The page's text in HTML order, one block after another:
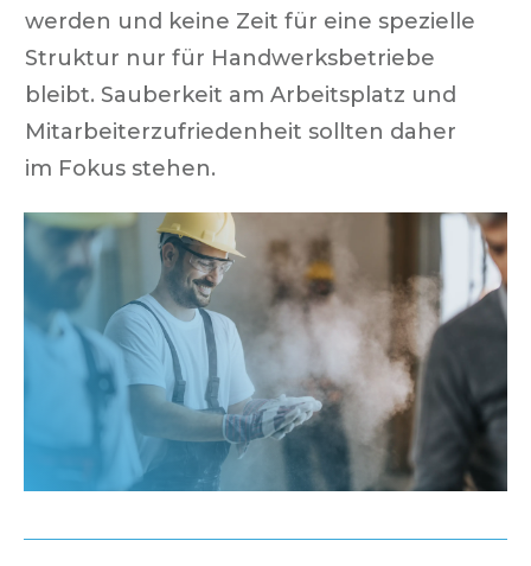
werden und keine Zeit für eine spezielle
Struktur nur für Handwerksbetriebe
bleibt. Sauberkeit am Arbeitsplatz und
Mitarbeiterzufriedenheit sollten daher
im Fokus stehen.